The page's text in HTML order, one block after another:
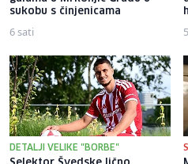
sukobu s činjenicama
6 sati
DETALJI VELIKE "BORBE"